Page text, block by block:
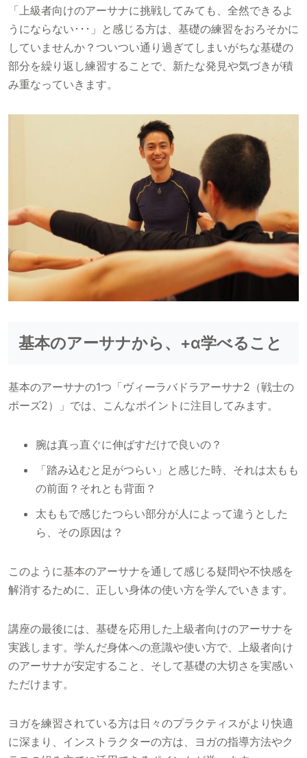
「上級者向けのアーサナに挑戦してみても、全然できるよ
うにならない･･･」と感じる方は、基礎の練習をおろそかに
していませんか？ついつい通り過ぎてしまいがちな基礎の
部分を繰り返し練習することで、新たな発見や気づきが積
み重なっていきます。
基本のアーサナから、+α学べること
基本のアーサナの1つ「ヴィーラバドラアーサナ2（戦士の
ポーズ2）」では、こんなポイントに注目してみます。
腕は真っ直ぐに伸ばすだけで良いの？
「踏み込むと足がつらい」と感じた時、それは太もも
の前面？それとも背面？
太ももで感じたつらい部分が人によって違うとした
ら、その原因は？
このように基本のアーサナを通して感じる疑問や不快感を
解消するために、正しい身体の使い方を学んでいきます。
講座の最後には、基礎を応用した上級者向けのアーサナを
実践します。学んだ身体への意識や使い方で、上級者向け
のアーサナが安定すること、そして基礎の大切さを実感い
ただけます。
ヨガを練習されている方は日々のプラクティスがより快適
に深まり、インストラクターの方は、ヨガの指導方法やク